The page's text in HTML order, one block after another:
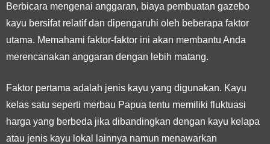
Berbicara mengenai anggaran, biaya pembuatan gazebo
kayu bersifat relatif dan dipengaruhi oleh beberapa faktor
utama. Memahami faktor-faktor ini akan membantu Anda
merencanakan anggaran dengan lebih matang.
Faktor pertama adalah jenis kayu yang digunakan. Kayu
kelas satu seperti merbau Papua tentu memiliki fluktuasi
harga yang berbeda jika dibandingkan dengan kayu kelapa
atau jenis kayu lokal lainnya namun menawarkan